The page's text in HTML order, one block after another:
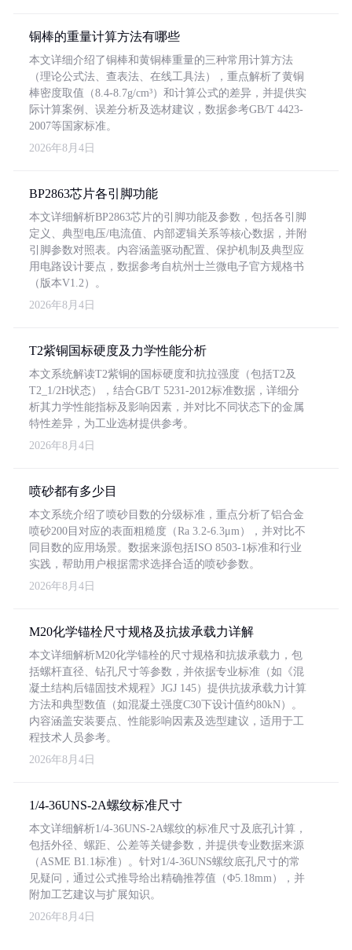
铜棒的重量计算方法有哪些
本文详细介绍了铜棒和黄铜棒重量的三种常用计算方法
（理论公式法、查表法、在线工具法），重点解析了黄铜
棒密度取值（8.4-8.7g/cm³）和计算公式的差异，并提供实
际计算案例、误差分析及选材建议，数据参考GB/T 4423-
2007等国家标准。
2026年8月4日
BP2863芯片各引脚功能
本文详细解析BP2863芯片的引脚功能及参数，包括各引脚
定义、典型电压/电流值、内部逻辑关系等核心数据，并附
引脚参数对照表。内容涵盖驱动配置、保护机制及典型应
用电路设计要点，数据参考自杭州士兰微电子官方规格书
（版本V1.2）。
2026年8月4日
T2紫铜国标硬度及力学性能分析
本文系统解读T2紫铜的国标硬度和抗拉强度（包括T2及
T2_1/2H状态），结合GB/T 5231-2012标准数据，详细分
析其力学性能指标及影响因素，并对比不同状态下的金属
特性差异，为工业选材提供参考。
2026年8月4日
喷砂都有多少目
本文系统介绍了喷砂目数的分级标准，重点分析了铝合金
喷砂200目对应的表面粗糙度（Ra 3.2-6.3μm），并对比不
同目数的应用场景。数据来源包括ISO 8503-1标准和行业
实践，帮助用户根据需求选择合适的喷砂参数。
2026年8月4日
M20化学锚栓尺寸规格及抗拔承载力详解
本文详细解析M20化学锚栓的尺寸规格和抗拔承载力，包
括螺杆直径、钻孔尺寸等参数，并依据专业标准（如《混
凝土结构后锚固技术规程》JGJ 145）提供抗拔承载力计算
方法和典型数值（如混凝土强度C30下设计值约80kN）。
内容涵盖安装要点、性能影响因素及选型建议，适用于工
程技术人员参考。
2026年8月4日
1/4-36UNS-2A螺纹标准尺寸
本文详细解析1/4-36UNS-2A螺纹的标准尺寸及底孔计算，
包括外径、螺距、公差等关键参数，并提供专业数据来源
（ASME B1.1标准）。针对1/4-36UNS螺纹底孔尺寸的常
见疑问，通过公式推导给出精确推荐值（Φ5.18mm），并
附加工艺建议与扩展知识。
2026年8月4日